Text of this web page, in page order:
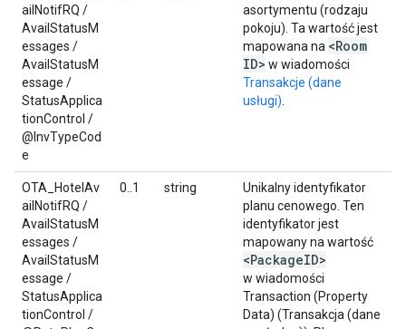
ailNotifRQ /
AvailStatusM
essages /
AvailStatusM
essage /
StatusApplica
tionControl /
@InvTypeCod
e
asortymentu (rodzaju
pokoju). Ta wartość jest
mapowana na <Room
ID> w wiadomości
Transakcje (dane
usługi)
OTA_HotelAv
ailNotifRQ /
AvailStatusM
essages /
AvailStatusM
essage /
StatusApplica
tionControl /
0..1 string
Unikalny identyfikator
planu cenowego. Ten
identyfikator jest
mapowany na wartość
<PackageID>
w wiadomości
Transaction (Property
Data) (Transakcja (dane